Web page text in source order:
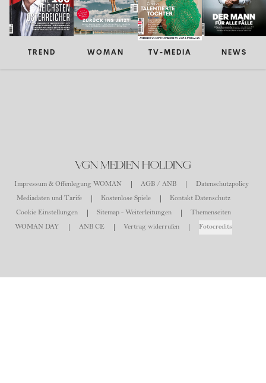
TREND WOMAN TV-MEDIA NEWS
VGN MEDIEN HOLDING
Impressum & Offenlegung WOMAN AGB / ANB
Datenschutzpolicy
Mediadaten und Tarife
Kostenlose Spiele
Kontakt Datenschutz
Cookie Einstellungen
Sitemap - Weiterleitungen
Themenseiten
WOMAN DAY
ANB CE Vertrag widerrufen Fotocredits